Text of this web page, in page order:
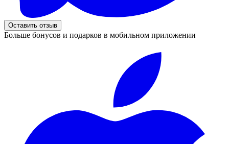
Оставить отзыв
Больше бонусов и подарков в мобильном приложении